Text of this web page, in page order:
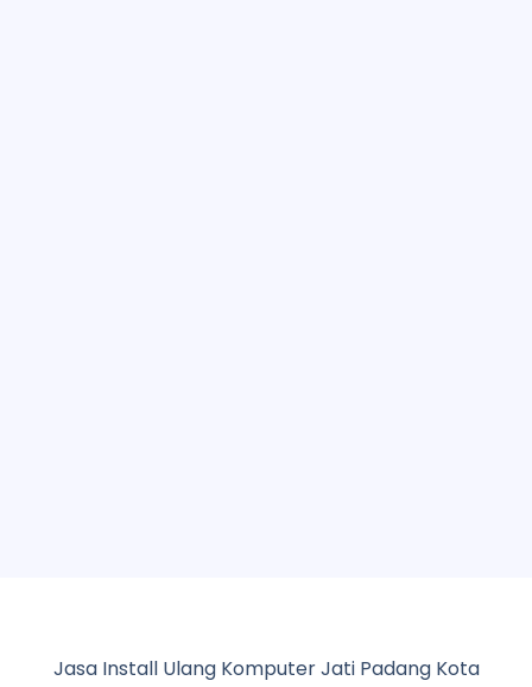
Jasa Install Ulang Komputer Jati Padang Kota